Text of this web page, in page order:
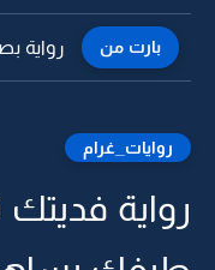
بارت من
روايات_غرام
رواية